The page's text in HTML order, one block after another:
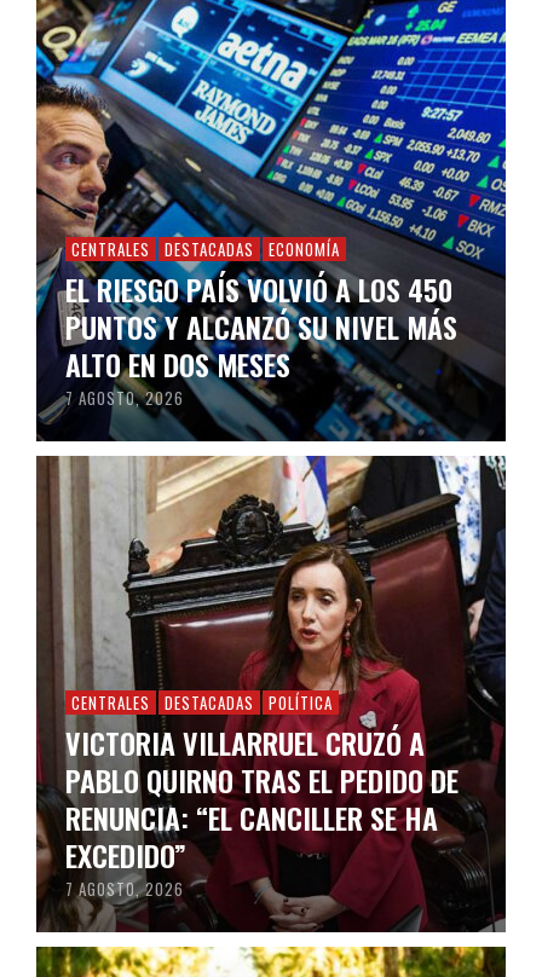
CENTRALES DESTACADAS ECONOMÍA
EL RIESGO PAÍS VOLVIÓ A LOS 450
PUNTOS Y ALCANZÓ SU NIVEL MÁS
ALTO EN DOS MESES
7 AGOSTO, 2026
CENTRALES DESTACADAS POLÍTICA
VICTORIA VILLARRUEL CRUZÓ A
PABLO QUIRNO TRAS EL PEDIDO DE
RENUNCIA: “EL CANCILLER SE HA
EXCEDIDO”
7 AGOSTO, 2026